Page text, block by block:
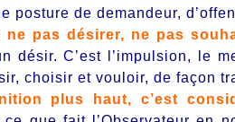
posture de demandeur,
pas désirer, ne pas
désir. C’est l’impulsion, le
choisir et vouloir, de façon
plus haut, c’est